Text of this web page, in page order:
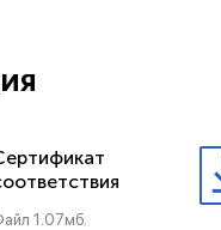
1.07мб.